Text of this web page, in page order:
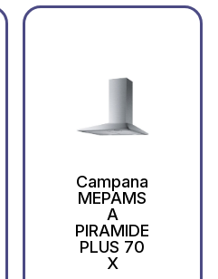
Campana
MEPAMS
A
PIRAMIDE
PLUS 70
X